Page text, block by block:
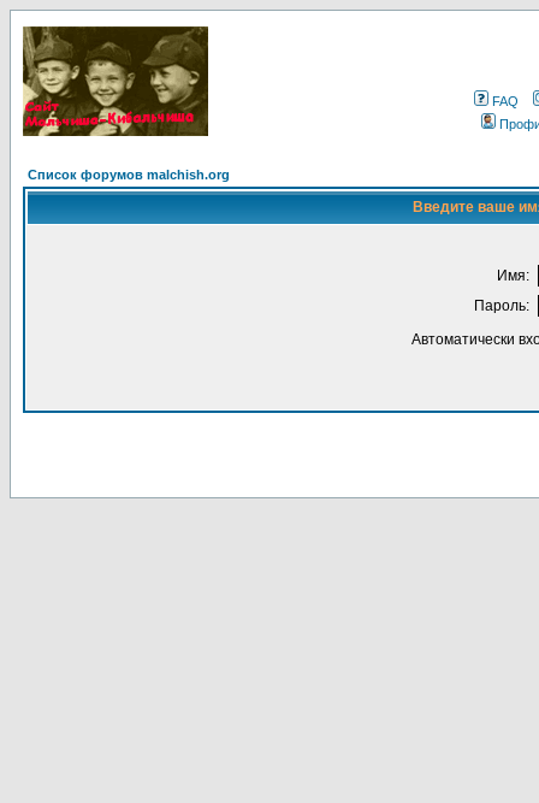
FAQ
Список форумов malchish.org
Введите ваше
Имя:
Пароль:
Автоматически